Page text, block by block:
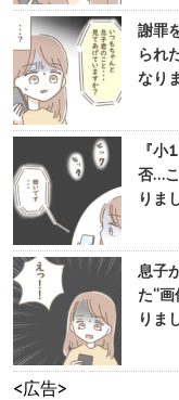
謝罪
られ
なり
『
否…
りま
息子
た“
りま
<広告>